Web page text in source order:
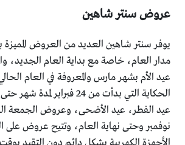
عروض سنتر شاهين
يوفر سنتر شاهين العديد من العروض
مدار العام، خاصة مع بداية العام الجديد،
عيد الأم بشهر مارس والمعروفة في العام
عيد الفطر، عيد الأضحى، وعروض الجمعة
نوفمبر وحتى نهاية العام، وتتيح عروض على